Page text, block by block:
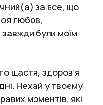
за все, що
любов,
завжди були моїм
щастя, здоров’я
Нехай у твоєму
моментів, які